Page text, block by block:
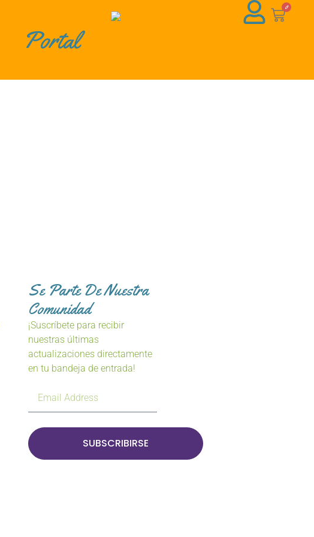
Portal
0
Se Parte De Nuestra
Comunidad
¡Suscríbete para recibir
nuestras últimas
actualizaciones directamente
en tu bandeja de entrada!
SUBSCRIBIRSE